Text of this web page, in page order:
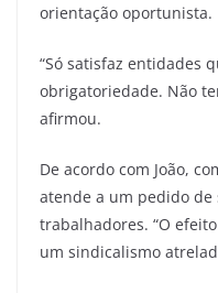
orientação oportunista.
“Só satisfaz entidades
obrigatoriedade. Não
afirmou.
De acordo com João,
atende a um pedido de
trabalhadores. “O
um sindicalismo